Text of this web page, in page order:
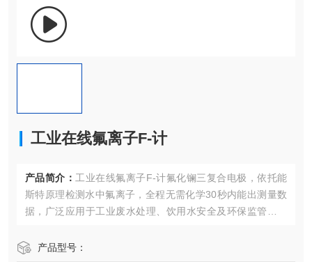
工业在线氟离子F-计
产品简介： 工业在线氟离子F-计氟化镧三复合电极，依托能
斯特原理检测水中氟离子，全程无需化学30秒内能出测量数
据，广泛应用于工业废水处理、饮用水安全及环保监管等领
产品型号：